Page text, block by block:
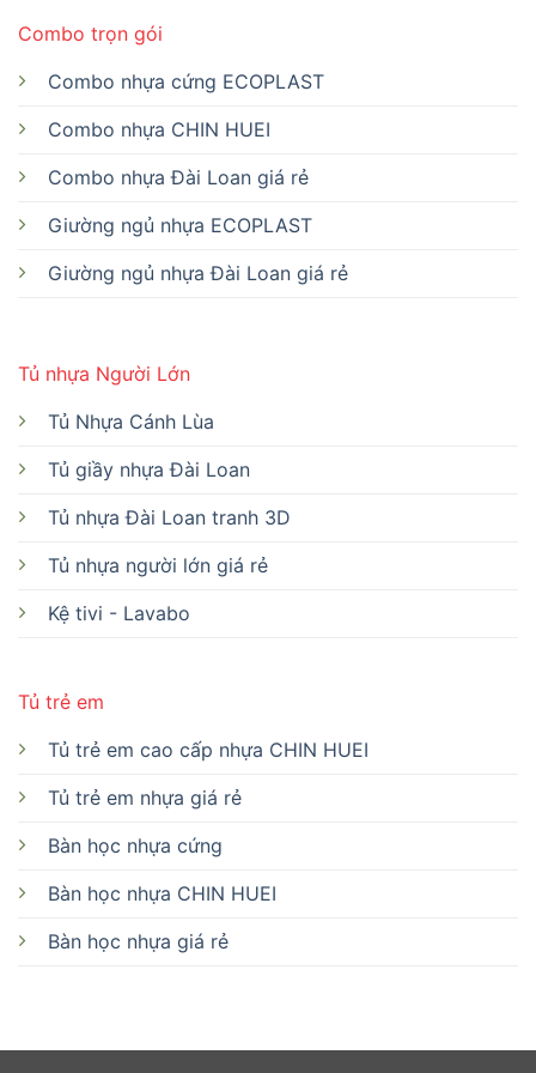
Tủ nhựa Người Lớn
Tủ Nhựa Cánh Lùa
Tủ giầy nhựa Đài Loan
Tủ nhựa Đài Loan tranh 3D
Tủ nhựa người lớn giá rẻ
Kệ tivi - Lavabo
Tủ trẻ em
Tủ trẻ em cao cấp nhựa CHIN HUEI
Tủ trẻ em nhựa giá rẻ
Bàn học nhựa cứng
Bàn học nhựa CHIN HUEI
Bàn học nhựa giá rẻ
Combo trọn gói
Combo nhựa cứng ECOPLAST
Combo nhựa CHIN HUEI
Combo nhựa Đài Loan giá rẻ
Giường ngủ nhựa ECOPLAST
Giường ngủ nhựa Đài Loan giá rẻ